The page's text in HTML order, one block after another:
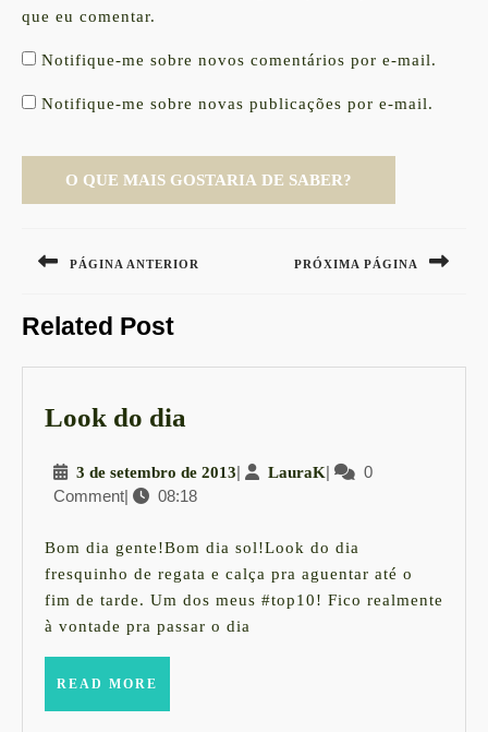
que eu comentar.
Notifique-me sobre novos comentários por e-mail.
Notifique-me sobre novas publicações por e-mail.
de
PÁGINA ANTERIOR
post:
PRÓXIMA PÁGINA
Related Post
Look do dia
dia
3 de setembro de 20133
de
2013
| LauraKLauraK
|
0
Comment| 08:18
Bom dia gente!Bom dia sol!Look do dia
fresquinho de regata e calça pra aguentar até o
fim de tarde. Um dos meus #top10! Fico realmente
à vontade pra passar o dia
READ MORE